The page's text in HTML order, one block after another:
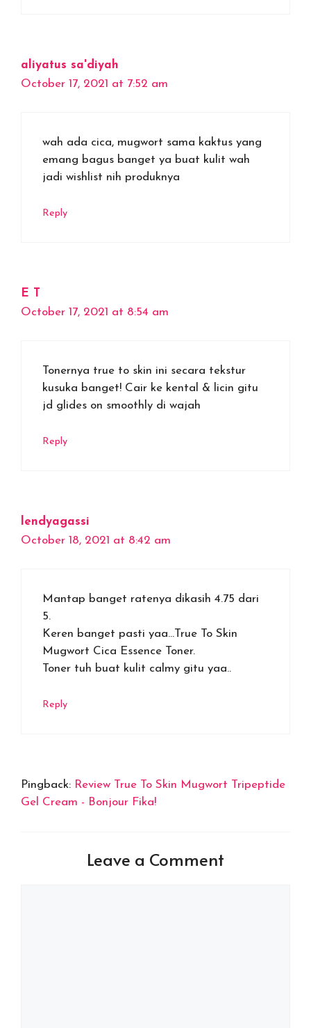
aliyatus sa'diyah
October 17, 2021 at 7:52 am
wah ada cica, mugwort sama kaktus yang
emang bagus banget ya buat kulit wah
jadi wishlist nih produknya
Reply
E T
October 17, 2021 at 8:54 am
Tonernya true to skin ini secara tekstur
kusuka banget! Cair ke kental & licin gitu
jd glides on smoothly di wajah
Reply
lendyagassi
October 18, 2021 at 8:42 am
Mantap banget ratenya dikasih 4.75 dari
5.
Keren banget pasti yaa…True To Skin
Mugwort Cica Essence Toner.
Toner tuh buat kulit calmy gitu yaa..
Reply
Pingback: Review True To Skin Mugwort Tripeptide
Gel Cream - Bonjour Fika!
Leave a Comment